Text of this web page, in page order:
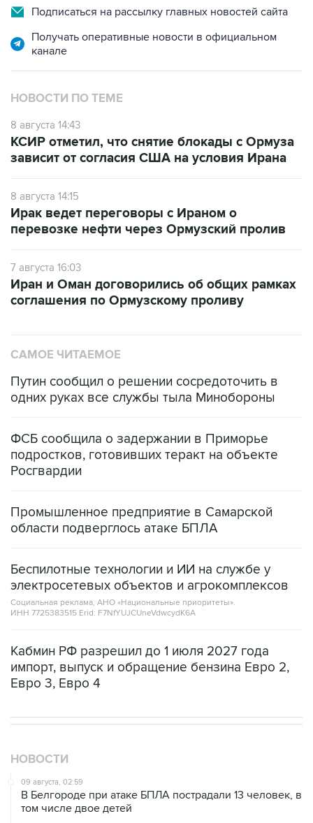
Подписаться на рассылку главных новостей сайта
Получать оперативные новости в официальном
канале
НОВОСТИ ПО ТЕМЕ
8 августа 14:43
КСИР отметил, что снятие блокады с Ормуза
зависит от согласия США на условия Ирана
8 августа 14:15
Ирак ведет переговоры с Ираном о
перевозке нефти через Ормузский пролив
7 августа 16:03
Иран и Оман договорились об общих рамках
соглашения по Ормузскому проливу
САМОЕ ЧИТАЕМОЕ
Путин сообщил о решении сосредоточить в
одних руках все службы тыла Минобороны
ФСБ сообщила о задержании в Приморье
подростков, готовивших теракт на объекте
Росгвардии
Промышленное предприятие в Самарской
области подверглось атаке БПЛА
Беспилотные технологии и ИИ на службе у
электросетевых объектов и агрокомплексов
Социальная реклама, АНО «Национальные приоритеты».
ИНН 7725383515 Erid: F7NfYUJCUneVdwcydK6A
Кабмин РФ разрешил до 1 июля 2027 года
импорт, выпуск и обращение бензина Евро 2,
Евро 3, Евро 4
НОВОСТИ
09 августа, 02:59
В Белгороде при атаке БПЛА пострадали 13 человек, в
том числе двое детей